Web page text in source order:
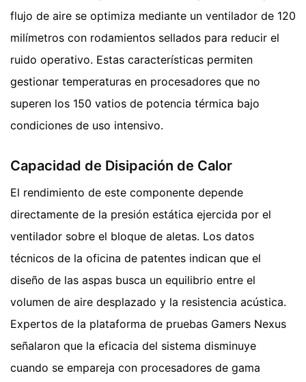
flujo de aire se optimiza mediante un ventilador de 120
milímetros con rodamientos sellados para reducir el
ruido operativo. Estas características permiten
gestionar temperaturas en procesadores que no
superen los 150 vatios de potencia térmica bajo
condiciones de uso intensivo.
Capacidad de Disipación de Calor
El rendimiento de este componente depende
directamente de la presión estática ejercida por el
ventilador sobre el bloque de aletas. Los datos
técnicos de la oficina de patentes indican que el
diseño de las aspas busca un equilibrio entre el
volumen de aire desplazado y la resistencia acústica.
Expertos de la plataforma de pruebas Gamers Nexus
señalaron que la eficacia del sistema disminuye
cuando se empareja con procesadores de gama